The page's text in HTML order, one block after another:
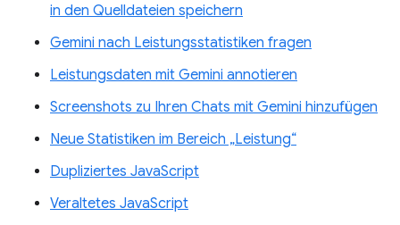
in den Quelldateien speichern
Gemini nach Leistungsstatistiken fragen
Leistungsdaten mit Gemini annotieren
Screenshots zu Ihren Chats mit Gemini hinzufügen
Neue Statistiken im Bereich „Leistung“
Dupliziertes JavaScript
Veraltetes JavaScript